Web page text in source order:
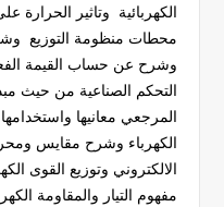
الكهربائية وتاثير
محطات منظومة التوزيع
وشرح عن حساب القيمة
التحكم الصناعية من حيث
المرجعي معانيها
الكهرباء وشرح مقايس
الالكتروني وتوزيع القوى
مفهوم التيار والمقاومة